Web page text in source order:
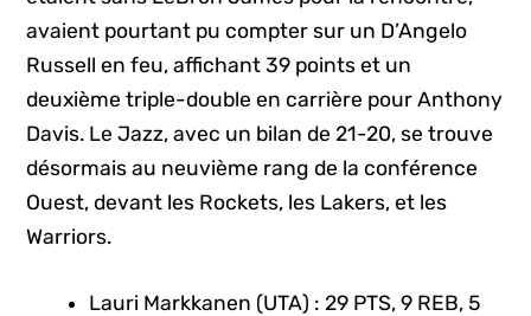
avaient pourtant pu compter sur un D’Angelo
Russell en feu, affichant 39 points et un
deuxième triple-double en carrière pour Anthony
Davis. Le Jazz, avec un bilan de 21-20, se trouve
désormais au neuvième rang de la conférence
Ouest, devant les Rockets, les Lakers, et les
Warriors.
Lauri Markkanen (UTA) : 29 PTS, 9 REB, 5